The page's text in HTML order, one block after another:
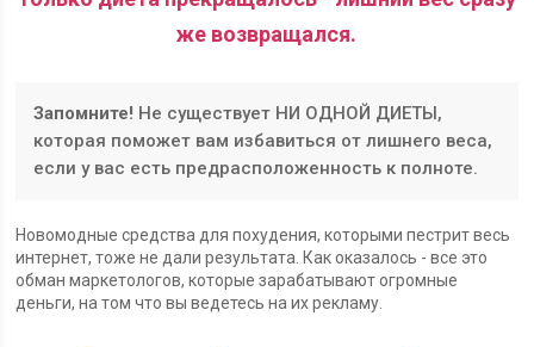
же возвращался.
Запомните! Не существует НИ ОДНОЙ ДИЕТЫ,
которая поможет вам избавиться от лишнего веса,
если у вас есть предрасположенность к полноте.
Новомодные средства для похудения, которыми пестрит весь
интернет, тоже не дали результата. Как оказалось - все это
обман маркетологов, которые зарабатывают огромные
деньги, на том что вы ведетесь на их рекламу.